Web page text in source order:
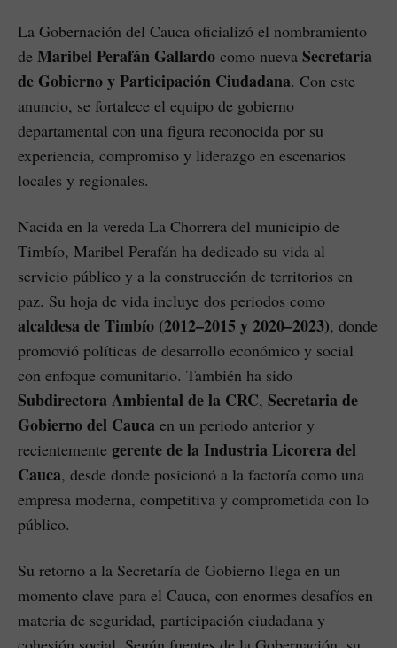
La Gobernación del Cauca oficializó el nombramiento
de Maribel Perafán Gallardo como nueva Secretaria
de Gobierno y Participación Ciudadana. Con este
anuncio, se fortalece el equipo de gobierno
departamental con una figura reconocida por su
experiencia, compromiso y liderazgo en escenarios
locales y regionales.
Nacida en la vereda La Chorrera del municipio de
Timbío, Maribel Perafán ha dedicado su vida al
servicio público y a la construcción de territorios en
paz. Su hoja de vida incluye dos periodos como
alcaldesa de Timbío (2012–2015 y 2020–2023), donde
promovió políticas de desarrollo económico y social
con enfoque comunitario. También ha sido
Subdirectora Ambiental de la CRC, Secretaria de
Gobierno del Cauca en un periodo anterior y
recientemente gerente de la Industria Licorera del
Cauca, desde donde posicionó a la factoría como una
empresa moderna, competitiva y comprometida con lo
público.
Su retorno a la Secretaría de Gobierno llega en un
momento clave para el Cauca, con enormes desafíos en
materia de seguridad, participación ciudadana y